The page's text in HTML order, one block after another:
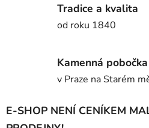
Tradice a kvalita
od roku 1840
Kamenná pobočka
v Praze na Starém
E-SHOP NENÍ CENÍKEM